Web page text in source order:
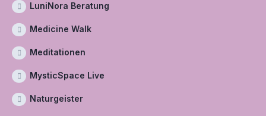
LuniNora Beratung
Medicine Walk
Meditationen
MysticSpace Live
Naturgeister